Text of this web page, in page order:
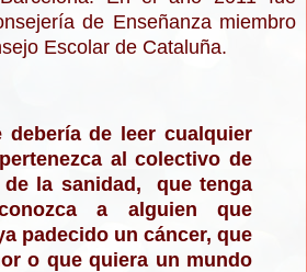
de Enseñanza miembro
Escolar de Cataluña.
debería de leer cualquier
al colectivo de
de la sanidad, que tenga
a alguien que
padecido un cáncer, que
o que quiera un mundo